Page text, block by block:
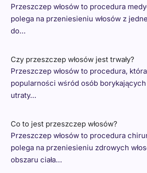
Przeszczep włosów to procedura
polega na przeniesieniu włosów z
do…
Czy przeszczep włosów jest trwały?
Przeszczep włosów to procedura,
popularności wśród osób
utraty…
Co to jest przeszczep włosów?
Przeszczep włosów to procedura
polega na przeniesieniu zdrowych
obszaru ciała…